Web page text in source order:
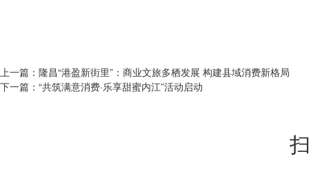
上一篇： 隆昌“港盈新街里”：商业文旅多栖发展 构建县域消费新格局
下一篇： “共筑满意消费·乐享甜蜜内江”活动启动